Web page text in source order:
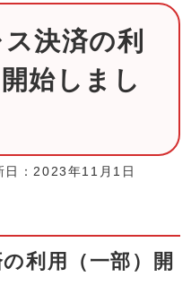
決済の利
始しまし
日：2023年11月1日
利用（一部）開